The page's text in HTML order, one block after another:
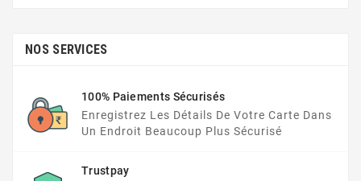
NOS SERVICES
100% Paiements Sécurisés
Enregistrez Les Détails De Votre Carte Dans
Un Endroit Beaucoup Plus Sécurisé
Trustpay